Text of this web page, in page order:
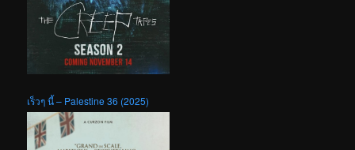
เร็วๆ นี้ – Palestine 36 (2025)